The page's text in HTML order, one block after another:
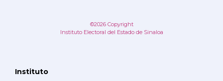
©2026 Copyright
Instituto Electoral del Estado de Sinaloa
Instituto